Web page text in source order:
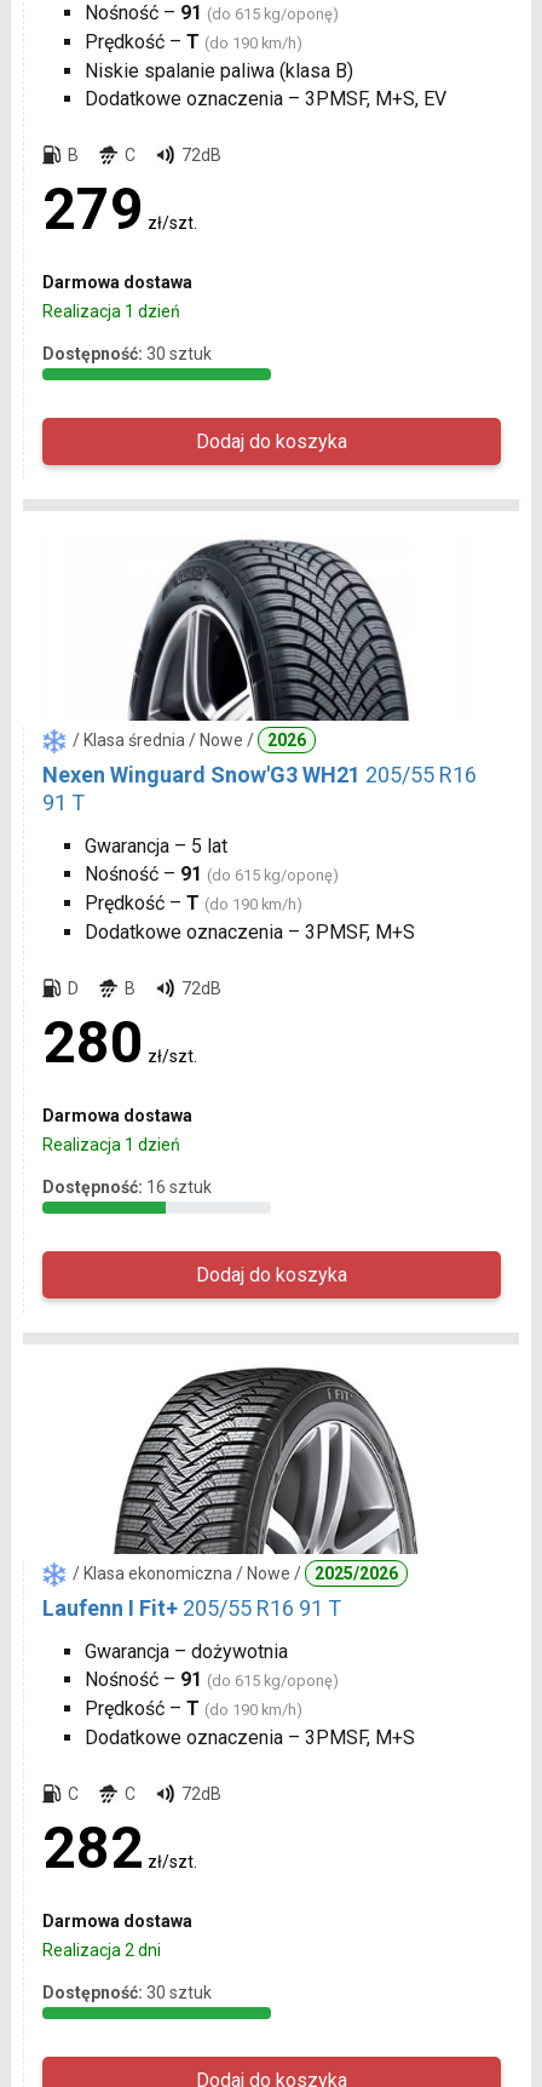
Nośność – 91 (do 615 kg/oponę)
Prędkość – T (do 190 km/h)
Niskie spalanie paliwa (klasa B)
Dodatkowe oznaczenia – 3PMSF, M+S, EV
B C 72dB
279 zł/szt.
Darmowa dostawa
Realizacja 1 dzień
Dostępność: 30 sztuk
/ Klasa średnia / Nowe / 2026
Nexen Winguard Snow'G3 WH21 205/55 R16
91 T
Gwarancja – 5 lat
Nośność – 91 (do 615 kg/oponę)
Prędkość – T (do 190 km/h)
Dodatkowe oznaczenia – 3PMSF, M+S
D B 72dB
280 zł/szt.
Darmowa dostawa
Realizacja 1 dzień
Dostępność: 16 sztuk
/ Klasa ekonomiczna / Nowe / 2025/2026
Laufenn I Fit+ 205/55 R16 91 T
Gwarancja – dożywotnia
Nośność – 91 (do 615 kg/oponę)
Prędkość – T (do 190 km/h)
Dodatkowe oznaczenia – 3PMSF, M+S
C C 72dB
282 zł/szt.
Darmowa dostawa
Realizacja 2 dni
Dostępność: 30 sztuk